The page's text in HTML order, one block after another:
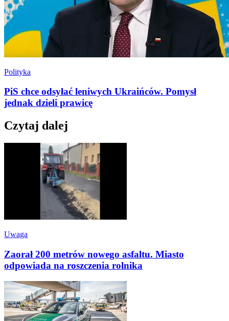
Polityka
PiS chce odsyłać leniwych Ukraińców. Pomysł
jednak dzieli prawicę
Czytaj dalej
Uwaga
Zaorał 200 metrów nowego asfaltu. Miasto
odpowiada na roszczenia rolnika